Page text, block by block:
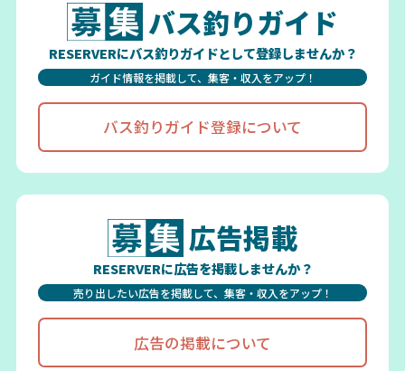
バス釣りガイド
RESERVERにバス釣りガイドとして登録しませんか？
ガイド情報を掲載して、集客・収入をアップ！
バス釣りガイド登録について
広告掲載
RESERVERに広告を掲載しませんか？
売り出したい広告を掲載して、集客・収入をアップ！
広告の掲載について